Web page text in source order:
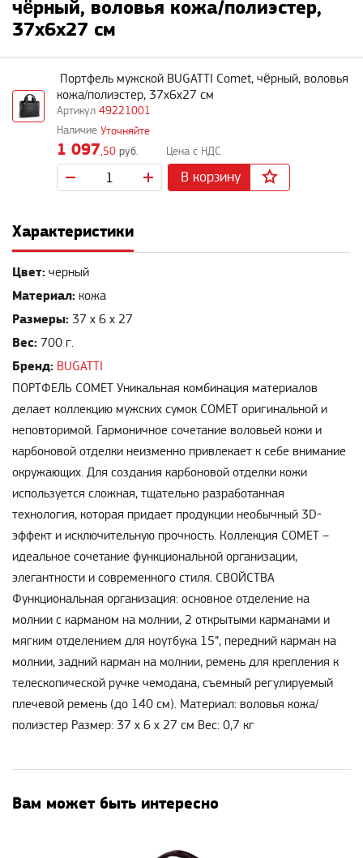
чёрный, воловья кожа/полиэстер,
37х6х27 см
49221001
Портфель мужской BUGATTI Comet, чёрный, воловья
кожа/полиэстер, 37х6х27 см
Уточняйте
1 097,50 руб.
В корзину
Характеристики
Цвет: черный
Материал: кожа
Размеры: 37 х 6 х 27
Вес: 700 г.
Бренд: BUGATTI
ПОРТФЕЛЬ COMET Уникальная комбинация материалов
делает коллекцию мужских сумок COMET оригинальной и
неповторимой. Гармоничное сочетание воловьей кожи и
карбоновой отделки неизменно привлекает к себе внимание
окружающих. Для создания карбоновой отделки кожи
используется сложная, тщательно разработанная
технология, которая придает продукции необычный 3D-
эффект и исключительную прочность. Коллекция COMET –
идеальное сочетание функциональной организации,
элегантности и современного стиля. СВОЙСТВА
Функциональная организация: основное отделение на
молнии с карманом на молнии, 2 открытыми карманами и
мягким отделением для ноутбука 15”, передний карман на
молнии, задний карман на молнии, ремень для крепления к
телескопической ручке чемодана, съемный регулируемый
плечевой ремень (до 140 см). Материал: воловья кожа/
полиэстер Размер: 37 х 6 х 27 см Вес: 0,7 кг
Вам может быть интересно